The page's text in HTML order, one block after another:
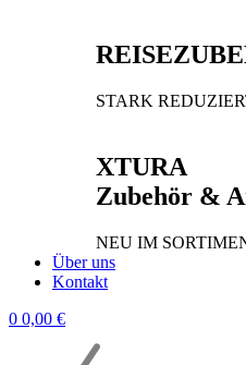
STARK
XTURA
Zubehör &
NEU IM
Über uns
Kontakt
0 0,00 €